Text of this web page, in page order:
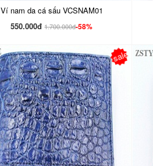
Ví nam da cá sấu VCSNAM01
550.000đ 1.700.000đ-58%
sale